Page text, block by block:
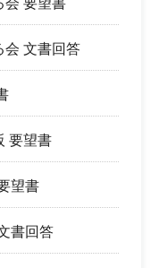
会 文書回答
要望書
望書
書回答